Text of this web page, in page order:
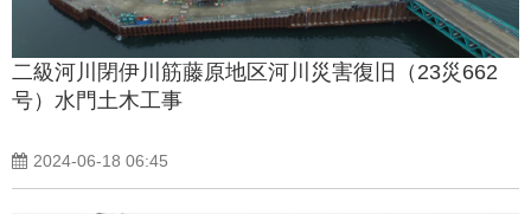
二級河川閉伊川筋藤原地区河川災害復旧（23災662
号）水門土木工事
2024-06-18 06:45